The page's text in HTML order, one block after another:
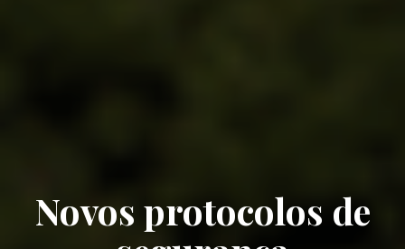
Novos protocolos de